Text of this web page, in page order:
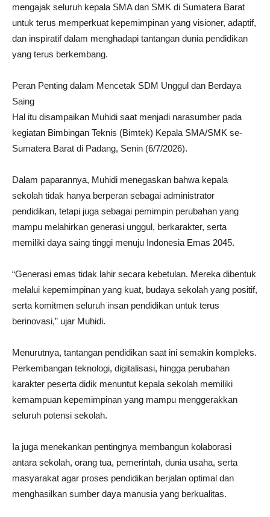
mengajak seluruh kepala SMA dan SMK di Sumatera Barat
untuk terus memperkuat kepemimpinan yang visioner, adaptif,
dan inspiratif dalam menghadapi tantangan dunia pendidikan
yang terus berkembang.
Peran Penting dalam Mencetak SDM Unggul dan Berdaya
Saing
Hal itu disampaikan Muhidi saat menjadi narasumber pada
kegiatan Bimbingan Teknis (Bimtek) Kepala SMA/SMK se-
Sumatera Barat di Padang, Senin (6/7/2026).
Dalam paparannya, Muhidi menegaskan bahwa kepala
sekolah tidak hanya berperan sebagai administrator
pendidikan, tetapi juga sebagai pemimpin perubahan yang
mampu melahirkan generasi unggul, berkarakter, serta
memiliki daya saing tinggi menuju Indonesia Emas 2045.
“Generasi emas tidak lahir secara kebetulan. Mereka dibentuk
melalui kepemimpinan yang kuat, budaya sekolah yang positif,
serta komitmen seluruh insan pendidikan untuk terus
berinovasi,” ujar Muhidi.
Menurutnya, tantangan pendidikan saat ini semakin kompleks.
Perkembangan teknologi, digitalisasi, hingga perubahan
karakter peserta didik menuntut kepala sekolah memiliki
kemampuan kepemimpinan yang mampu menggerakkan
seluruh potensi sekolah.
Ia juga menekankan pentingnya membangun kolaborasi
antara sekolah, orang tua, pemerintah, dunia usaha, serta
masyarakat agar proses pendidikan berjalan optimal dan
menghasilkan sumber daya manusia yang berkualitas.